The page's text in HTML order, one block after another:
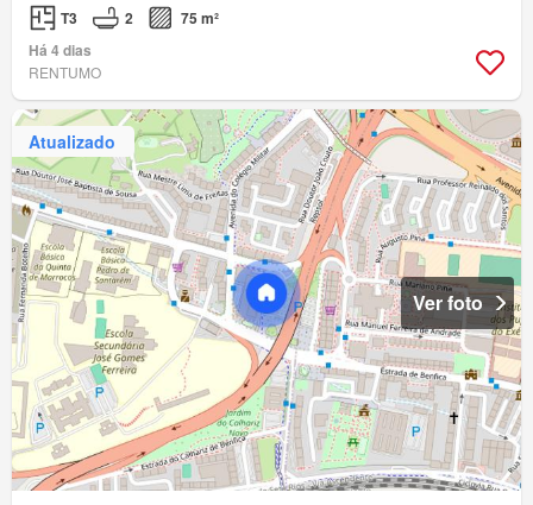
T3 2
75 m²
Há 4 dias
RENTUMO
Atualizado
Ver foto